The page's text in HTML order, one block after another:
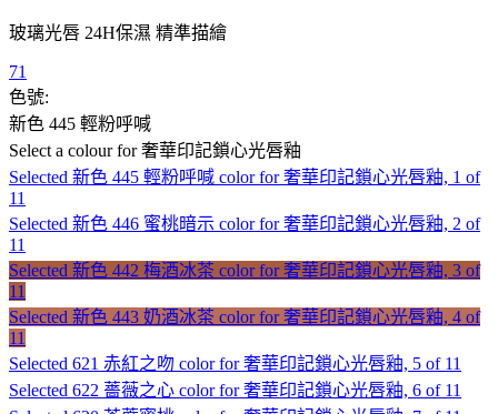
玻璃光唇 24H保濕 精準描繪
71
色號:
新色 445 輕粉呼喊
Select a colourfor 奢華印記鎖心光唇釉
Selected 新色 445 輕粉呼喊 color for 奢華印記鎖心光唇釉, 1 of
11
Selected 新色 446 蜜桃暗示 color for 奢華印記鎖心光唇釉, 2 of
11
Selected 新色 442 梅酒冰茶 color for 奢華印記鎖心光唇釉, 3 of
11
Selected 新色 443 奶酒冰茶 color for 奢華印記鎖心光唇釉, 4 of
11
Selected 621 赤紅之吻 color for 奢華印記鎖心光唇釉, 5 of 11
Selected 622 薔薇之心 color for 奢華印記鎖心光唇釉, 6 of 11